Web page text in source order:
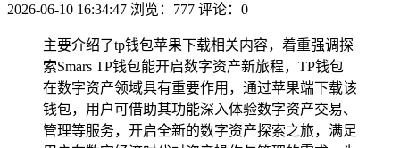
2026-06-10 16:34:47 浏览：777 评论：0
主要介绍了tp钱包苹果下载相关内容，着重强调探
索Smars TP钱包能开启数字资产新旅程，TP钱包
在数字资产领域具有重要作用，通过苹果端下载该
钱包，用户可借助其功能深入体验数字资产交易、
管理等服务，开启全新的数字资产探索之旅，满足